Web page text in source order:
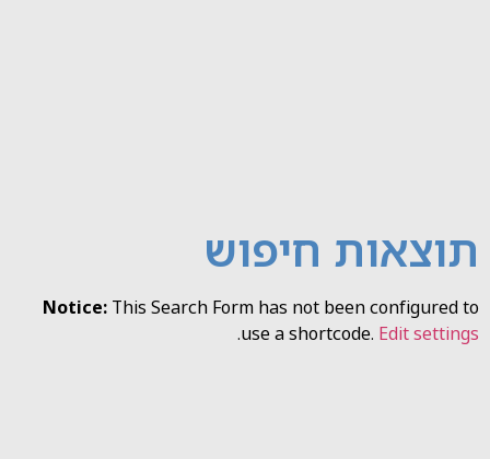
תוצאות חיפוש
Notice: This Search Form has not been configured to
use a shortcode. Edit settings
.